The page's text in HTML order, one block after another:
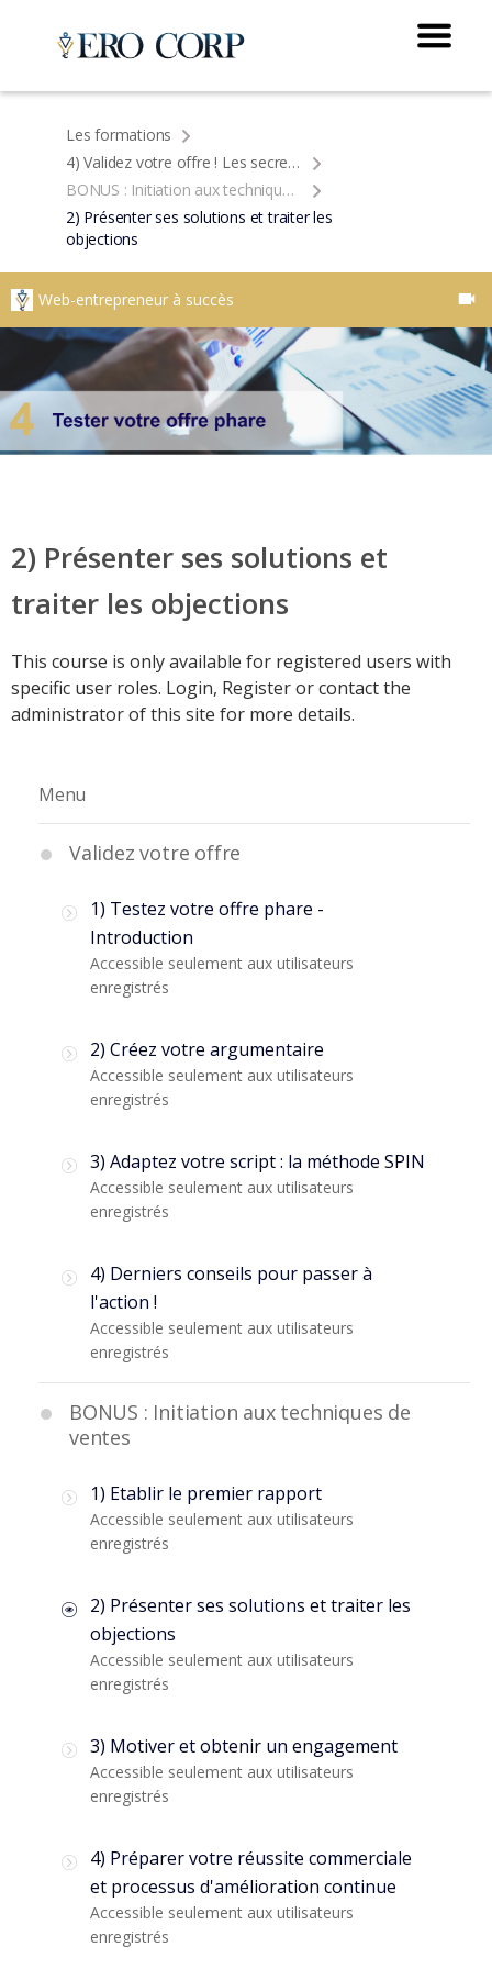
Les formations
4) Validez votre offre ! Les secrets de la vente
BONUS : Initiation aux techniques de ventes
2) Présenter ses solutions et traiter les
objections
Web-entrepreneur à succès
2) Présenter ses solutions et
traiter les objections
This course is only available for registered users with
specific user roles. Login, Register or contact the
administrator of this site for more details.
Menu
Validez votre offre
1) Testez votre offre phare -
Introduction
Accessible seulement aux utilisateurs
enregistrés
2) Créez votre argumentaire
Accessible seulement aux utilisateurs
enregistrés
3) Adaptez votre script : la méthode SPIN
Accessible seulement aux utilisateurs
enregistrés
4) Derniers conseils pour passer à
l'action !
Accessible seulement aux utilisateurs
enregistrés
BONUS : Initiation aux techniques de
ventes
1) Etablir le premier rapport
Accessible seulement aux utilisateurs
enregistrés
2) Présenter ses solutions et traiter les
objections
Accessible seulement aux utilisateurs
enregistrés
3) Motiver et obtenir un engagement
Accessible seulement aux utilisateurs
enregistrés
4) Préparer votre réussite commerciale
et processus d'amélioration continue
Accessible seulement aux utilisateurs
enregistrés